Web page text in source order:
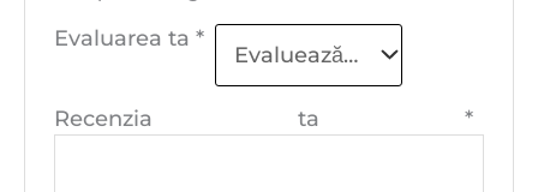
Evaluarea ta*
Recenzia ta *